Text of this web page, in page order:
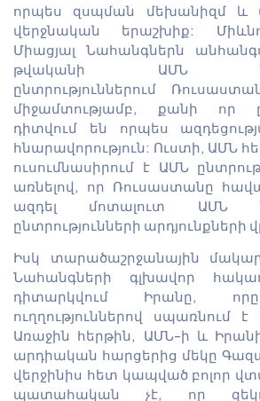
որպես զսպման մեխանիզմ և
վերջնական երաշխիք:
Միացյալ Նահանգներն
թվականի ԱՄՆ
ընտրություններում
միջամտությամբ, քանի որ
դիտվում են որպես
հնարավորություն: Ուստի, ԱՄՆ
ուսումնասիրում է ԱՄՆ
առնելով, որ Ռուսաստանը
ազդել մոտալուտ ԱՄՆ
ընտրությունների արդյունքների
Իսկ տարածաշրջանային
Նահանգների գլխավոր
դիտարկվում Իրանը,
ուղղություններով սպառնում
Առաջին հերթին, ԱՄՆ-ի և
արդիական հարցերից մեկը
վերջինիս հետ կապված բոլոր
պատահական չէ, որ